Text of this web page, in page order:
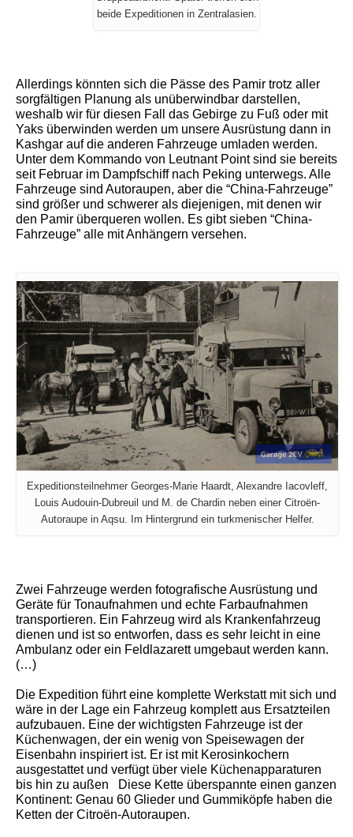
beide Expeditionen in Zentralasien.
Allerdings könnten sich die Pässe des Pamir trotz aller
sorgfältigen Planung als unüberwindbar darstellen,
weshalb wir für diesen Fall das Gebirge zu Fuß oder mit
Yaks überwinden werden um unsere Ausrüstung dann in
Kashgar auf die anderen Fahrzeuge umladen werden.
Unter dem Kommando von Leutnant Point sind sie bereits
seit Februar im Dampfschiff nach Peking unterwegs. Alle
Fahrzeuge sind Autoraupen, aber die “China-Fahrzeuge”
sind größer und schwerer als diejenigen, mit denen wir
den Pamir überqueren wollen. Es gibt sieben “China-
Fahrzeuge” alle mit Anhängern versehen.
Expeditionsteilnehmer Georges-Marie Haardt, Alexandre Iacovleff,
Louis Audouin-Dubreuil und M. de Chardin neben einer Citroën-
Autoraupe in Aqsu. Im Hintergrund ein turkmenischer Helfer.
Zwei Fahrzeuge werden fotografische Ausrüstung und
Geräte für Tonaufnahmen und echte Farbaufnahmen
transportieren. Ein Fahrzeug wird als Krankenfahrzeug
dienen und ist so entworfen, dass es sehr leicht in eine
Ambulanz oder ein Feldlazarett umgebaut werden kann.
(…)
Die Expedition führt eine komplette Werkstatt mit sich und
wäre in der Lage ein Fahrzeug komplett aus Ersatzteilen
aufzubauen. Eine der wichtigsten Fahrzeuge ist der
Küchenwagen, der ein wenig von Speisewagen der
Eisenbahn inspiriert ist. Er ist mit Kerosinkochern
ausgestattet und verfügt über viele Küchenapparaturen
bis hin zu außen Diese Kette überspannte einen ganzen
Kontinent: Genau 60 Glieder und Gummiköpfe haben die
Ketten der Citroën-Autoraupen.